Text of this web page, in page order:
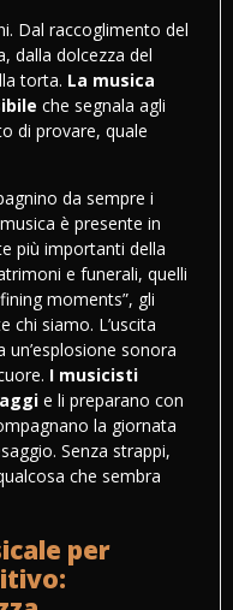
Dal raccoglimento del
dalla dolcezza del
torta. La musica
che segnala agli
di provare, quale
da sempre i
è presente in
più importanti della
e funerali, quelli
moments”, gli
chi siamo. L’uscita
sonora
I musicisti
e li preparano con
la giornata
Senza strappi,
che sembra
per